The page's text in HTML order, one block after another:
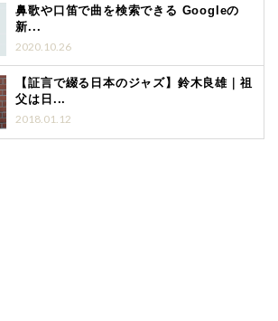
鼻歌や口笛で曲を検索できる Googleの
新...
2020.10.26
【証言で綴る日本のジャズ】鈴木良雄｜祖
父は日...
2018.01.12